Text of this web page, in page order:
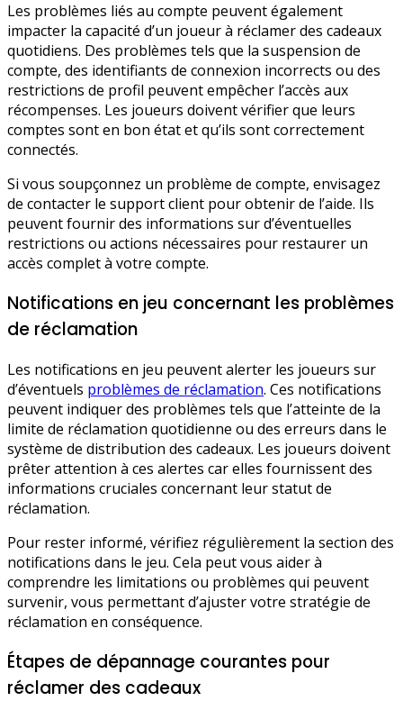
Les problèmes liés au compte peuvent également
impacter la capacité d’un joueur à réclamer des cadeaux
quotidiens. Des problèmes tels que la suspension de
compte, des identifiants de connexion incorrects ou des
restrictions de profil peuvent empêcher l’accès aux
récompenses. Les joueurs doivent vérifier que leurs
comptes sont en bon état et qu’ils sont correctement
connectés.
Si vous soupçonnez un problème de compte, envisagez
de contacter le support client pour obtenir de l’aide. Ils
peuvent fournir des informations sur d’éventuelles
restrictions ou actions nécessaires pour restaurer un
accès complet à votre compte.
Notifications en jeu concernant les problèmes
de réclamation
Les notifications en jeu peuvent alerter les joueurs sur
d’éventuels problèmes de réclamation. Ces notifications
peuvent indiquer des problèmes tels que l’atteinte de la
limite de réclamation quotidienne ou des erreurs dans le
système de distribution des cadeaux. Les joueurs doivent
prêter attention à ces alertes car elles fournissent des
informations cruciales concernant leur statut de
réclamation.
Pour rester informé, vérifiez régulièrement la section des
notifications dans le jeu. Cela peut vous aider à
comprendre les limitations ou problèmes qui peuvent
survenir, vous permettant d’ajuster votre stratégie de
réclamation en conséquence.
Étapes de dépannage courantes pour
réclamer des cadeaux